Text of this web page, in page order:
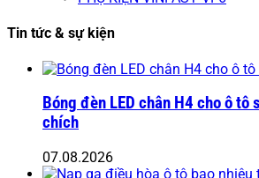
Tin tức & sự kiện
Bóng đèn LED chân H4 cho ô
chích
07.08.2026